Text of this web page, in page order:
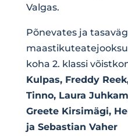
Valgas.
Põnevates ja
koha 2. klassi
Kulpas, Freddy
Tinno, Laura
Greete Kirsimägi,
ja Sebastian Vaher